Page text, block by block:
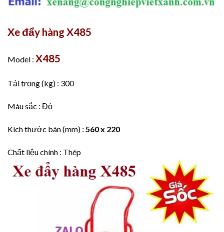
Xe đẩy hàng X485
Model : X485
Tải trọng (kg) : 300
Màu sắc : Đỏ
Kích thước bàn (mm) : 560 x 220
Chất liệu chính : Thép